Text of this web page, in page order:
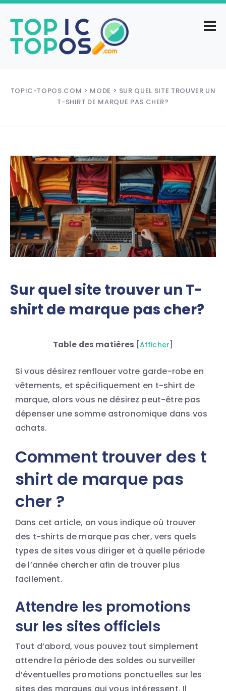
TOPIC-TOPOS.COM > MODE > SUR QUEL SITE TROUVER UN
T-SHIRT DE MARQUE PAS CHER?
Sur quel site trouver un T-
shirt de marque pas cher?
Table des matières Afficher
Si vous désirez renflouer votre garde-robe en
vêtements, et spécifiquement en t-shirt de
marque, alors vous ne désirez peut-être pas
dépenser une somme astronomique dans vos
achats.
Comment trouver des t
shirt de marque pas
cher ?
Dans cet article, on vous indique où trouver
des t-shirts de marque pas cher, vers quels
types de sites vous diriger et à quelle période
de l’année chercher afin de trouver plus
facilement.
Attendre les promotions
sur les sites officiels
Tout d’abord, vous pouvez tout simplement
attendre la période des soldes ou surveiller
d’éventuelles promotions ponctuelles sur les
sites des marques qui vous intéressent. Il